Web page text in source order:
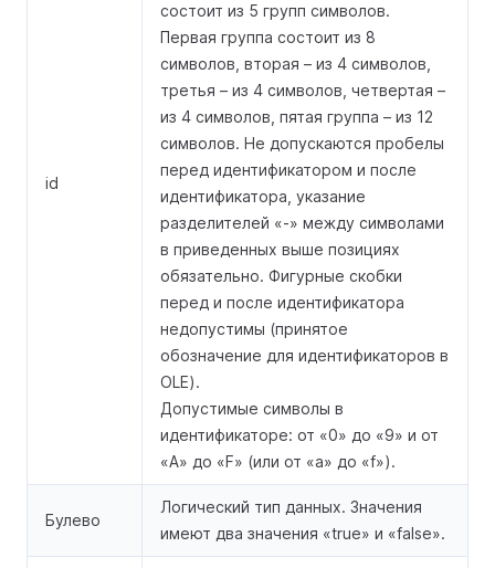
id
состоит из 5 групп символов.
Первая группа состоит из 8
символов, вторая – из 4 символов,
третья – из 4 символов, четвертая –
из 4 символов, пятая группа – из 12
символов. Не допускаются пробелы
перед идентификатором и после
идентификатора, указание
разделителей «-» между символами
в приведенных выше позициях
обязательно. Фигурные скобки
перед и после идентификатора
недопустимы (принятое
обозначение для идентификаторов в
OLE).
Допустимые символы в
идентификаторе: от «0» до «9» и от
«A» до «F» (или от «a» до «f»).
Булево
Логический тип данных. Значения
имеют два значения «true» и «false».